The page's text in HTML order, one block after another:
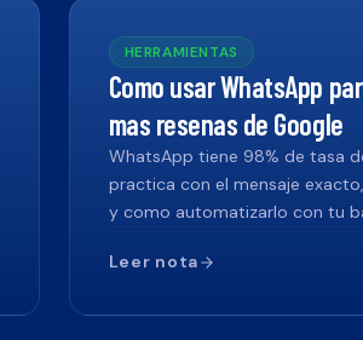
HERRAMIENTAS
Como usar WhatsApp
mas resenas de Google
WhatsApp tiene 98% de tasa
practica con el mensaje
y como automatizarlo con tu
Leer nota